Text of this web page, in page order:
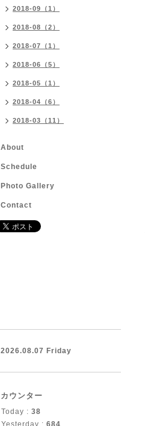
2018-09（1）
2018-08（2）
2018-07（1）
2018-06（5）
2018-05（1）
2018-04（6）
2018-03（11）
About
Schedule
Photo Gallery
Contact
2026.08.07 Friday
カウンター
Today : 38
Yesterday : 684